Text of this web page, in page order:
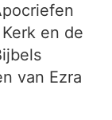
en de
van Ezra